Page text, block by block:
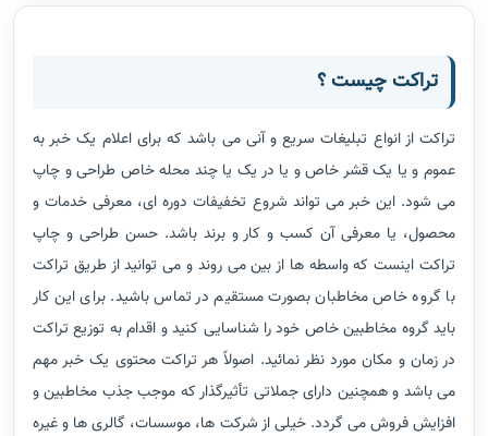
تراکت چیست ؟
تراکت از انواع تبلیغات سریع و آنی می باشد که برای اعلام یک خبر به
عموم و یا یک قشر خاص و یا در یک یا چند محله خاص طراحی و چاپ
می شود. این خبر می تواند شروع تخفیفات دوره ای، معرفی خدمات و
محصول، یا معرفی آن کسب و کار و برند باشد. حسن طراحی و چاپ
تراکت اینست که واسطه ها از بین می روند و می توانید از طریق تراکت
با گروه خاص مخاطبان بصورت مستقیم در تماس باشید. برای این کار
باید گروه مخاطبین خاص خود را شناسایی کنید و اقدام به توزیع تراکت
در زمان و مکان مورد نظر نمائید. اصولاً هر تراکت محتوی یک خبر مهم
می باشد و همچنین دارای جملاتی تأثیرگذار که موجب جذب مخاطبین و
افزایش فروش می گردد. خیلی از شرکت ها، موسسات، گالری ها و غیره